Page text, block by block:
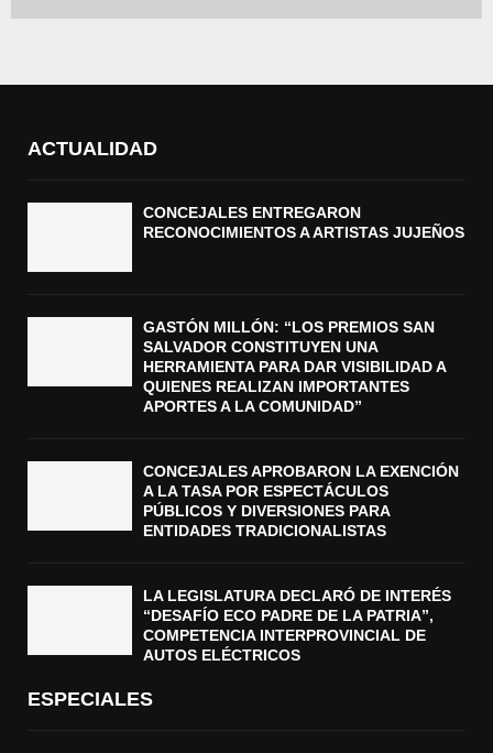
ACTUALIDAD
CONCEJALES ENTREGARON
RECONOCIMIENTOS A ARTISTAS JUJEÑOS
GASTÓN MILLÓN: “LOS PREMIOS SAN
SALVADOR CONSTITUYEN UNA
HERRAMIENTA PARA DAR VISIBILIDAD A
QUIENES REALIZAN IMPORTANTES
APORTES A LA COMUNIDAD”
CONCEJALES APROBARON LA EXENCIÓN
A LA TASA POR ESPECTÁCULOS
PÚBLICOS Y DIVERSIONES PARA
ENTIDADES TRADICIONALISTAS
LA LEGISLATURA DECLARÓ DE INTERÉS
“DESAFÍO ECO PADRE DE LA PATRIA”,
COMPETENCIA INTERPROVINCIAL DE
AUTOS ELÉCTRICOS
ESPECIALES